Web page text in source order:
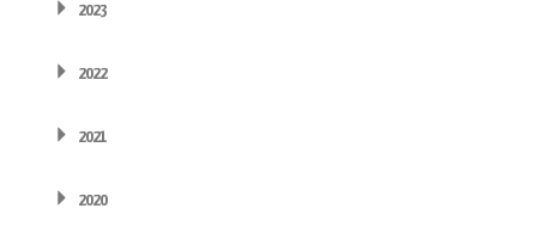
2023
2022
2021
2020